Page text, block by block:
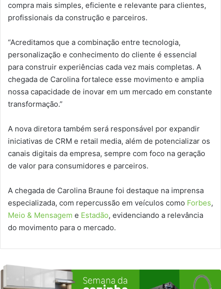
compra mais simples, eficiente e relevante para clientes,
profissionais da construção e parceiros.
“Acreditamos que a combinação entre tecnologia,
personalização e conhecimento do cliente é essencial
para construir experiências cada vez mais completas. A
chegada de Carolina fortalece esse movimento e amplia
nossa capacidade de inovar em um mercado em constante
transformação.”
A nova diretora também será responsável por expandir
iniciativas de CRM e retail media, além de potencializar os
canais digitais da empresa, sempre com foco na geração
de valor para consumidores e parceiros.
A chegada de Carolina Braune foi destaque na imprensa
especializada, com repercussão em veículos como Forbes,
Meio & Mensagem e Estadão, evidenciando a relevância
do movimento para o mercado.